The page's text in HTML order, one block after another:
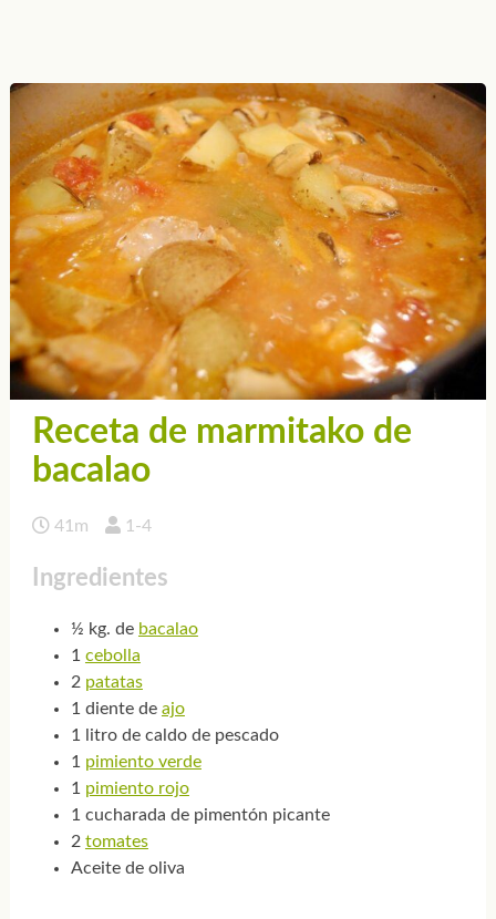
Receta de marmitako de
bacalao
41m 1-4
Ingredientes
½ kg. de bacalao
1 cebolla
2 patatas
1 diente de ajo
1 litro de caldo de pescado
1 pimiento verde
1 pimiento rojo
1 cucharada de pimentón picante
2 tomates
Aceite de oliva